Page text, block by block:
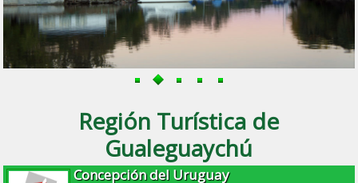
Región Turística de
Gualeguaychú
Concepción del Uruguay